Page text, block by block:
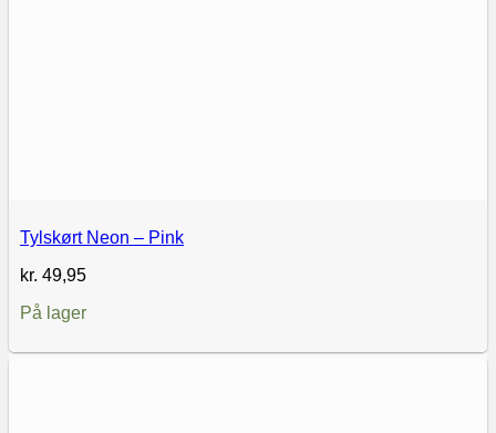
Tylskørt Neon – Pink
kr. 49,95
På lager